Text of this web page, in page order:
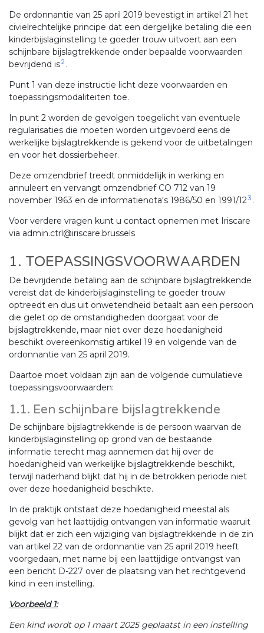
De ordonnantie van 25 april 2019 bevestigt in artikel 21 het
civielrechtelijke principe dat een dergelijke betaling die een
kinderbijslaginstelling te goeder trouw uitvoert aan een
schijnbare bijslagtrekkende onder bepaalde voorwaarden
bevrijdend is2 .
Punt 1 van deze instructie licht deze voorwaarden en
toepassingsmodaliteiten toe.
In punt 2 worden de gevolgen toegelicht van eventuele
regularisaties die moeten worden uitgevoerd eens de
werkelijke bijslagtrekkende is gekend voor de uitbetalingen
en voor het dossierbeheer.
Deze omzendbrief treedt onmiddellijk in werking en
annuleert en vervangt omzendbrief CO 712 van 19
november 1963 en de informatienota's 1986/50 en 1991/123 .
Voor verdere vragen kunt u contact opnemen met Iriscare
via admin.ctrl@iriscare.brussels
1. TOEPASSINGSVOORWAARDEN
De bevrijdende betaling aan de schijnbare bijslagtrekkende
vereist dat de kinderbijslaginstelling te goeder trouw
optreedt en dus uit onwetendheid betaalt aan een persoon
die gelet op de omstandigheden doorgaat voor de
bijslagtrekkende, maar niet over deze hoedanigheid
beschikt overeenkomstig artikel 19 en volgende van de
ordonnantie van 25 april 2019.
Daartoe moet voldaan zijn aan de volgende cumulatieve
toepassingsvoorwaarden:
1.1. Een schijnbare bijslagtrekkende
De schijnbare bijslagtrekkende is de persoon waarvan de
kinderbijslaginstelling op grond van de bestaande
informatie terecht mag aannemen dat hij over de
hoedanigheid van werkelijke bijslagtrekkende beschikt,
terwijl naderhand blijkt dat hij in de betrokken periode niet
over deze hoedanigheid beschikte.
In de praktijk ontstaat deze hoedanigheid meestal als
gevolg van het laattijdig ontvangen van informatie waaruit
blijkt dat er zich een wijziging van bijslagtrekkende in de zin
van artikel 22 van de ordonnantie van 25 april 2019 heeft
voorgedaan, met name bij een laattijdige ontvangst van
een bericht D-227 over de plaatsing van het rechtgevend
kind in een instelling.
Voorbeeld 1:
Een kind wordt op 1 maart 2025 geplaatst in een instelling